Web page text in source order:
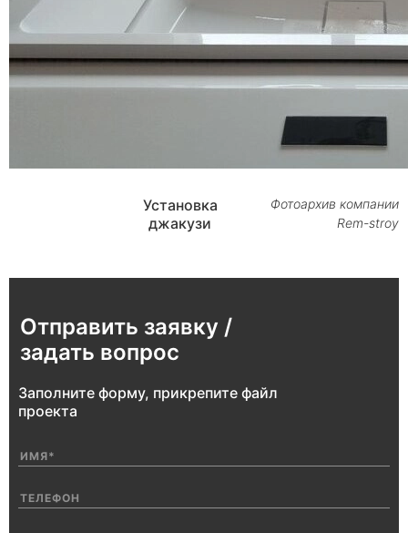
Установка
джакузи
Фотоархив компании
Rem-stroy
Отправить заявку /
задать вопрос
Заполните форму, прикрепите файл
проекта